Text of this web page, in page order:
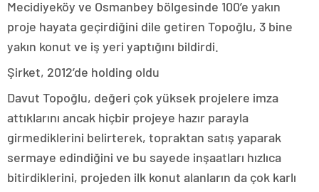
Mecidiyeköy ve Osmanbey bölgesinde 100’e yakın
proje hayata geçirdiğini dile getiren Topoğlu, 3 bine
yakın konut ve iş yeri yaptığını bildirdi.
Şirket, 2012’de holding oldu
Davut Topoğlu, değeri çok yüksek projelere imza
attıklarını ancak hiçbir projeye hazır parayla
girmediklerini belirterek, topraktan satış yaparak
sermaye edindiğini ve bu sayede inşaatları hızlıca
bitirdiklerini, projeden ilk konut alanların da çok karlı